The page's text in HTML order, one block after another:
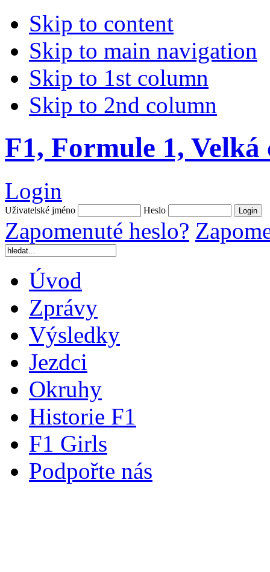
Skip to content
Skip to main navigation
Skip to 1st column
Skip to 2nd column
F1, Formule 1,
Login
Uživatelské jméno Heslo
Zapomenuté heslo?
Úvod
Zprávy
Výsledky
Jezdci
Okruhy
Historie F1
F1 Girls
Podpořte nás